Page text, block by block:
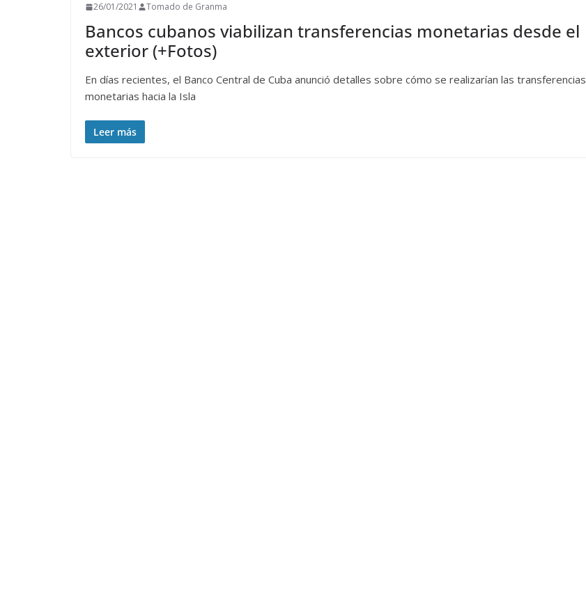
26/01/2021 Tomado de Granma
Bancos cubanos viabilizan transferencias monetarias desde el
exterior (+Fotos)
En días recientes, el Banco Central de Cuba anunció detalles sobre cómo se realizarían las transferencias
monetarias hacia la Isla
Leer más